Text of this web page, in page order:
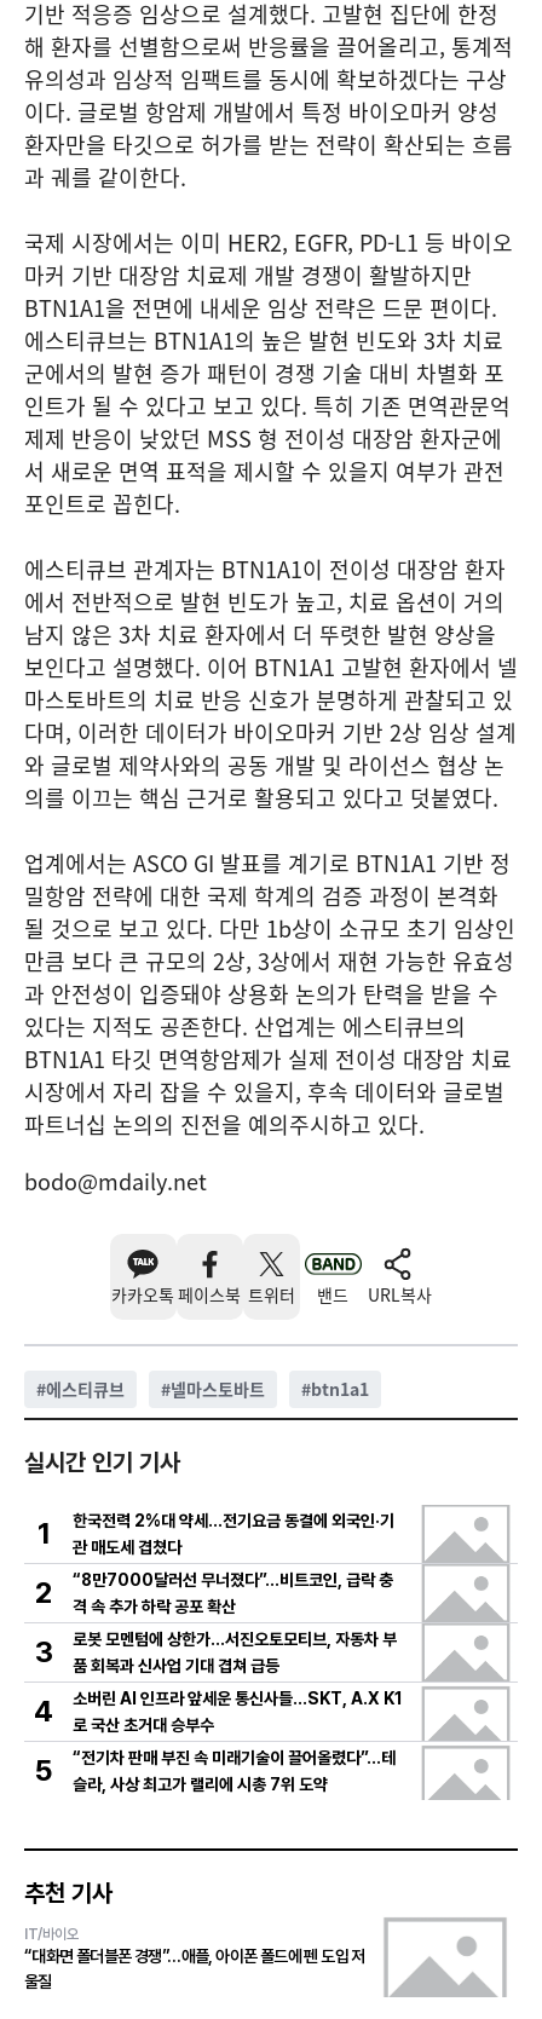
기반 적응증 임상으로 설계했다. 고발현 집단에 한정
해 환자를 선별함으로써 반응률을 끌어올리고, 통계적
유의성과 임상적 임팩트를 동시에 확보하겠다는 구상
이다. 글로벌 항암제 개발에서 특정 바이오마커 양성
환자만을 타깃으로 허가를 받는 전략이 확산되는 흐름
과 궤를 같이한다.
국제 시장에서는 이미 HER2, EGFR, PD-L1 등 바이오
마커 기반 대장암 치료제 개발 경쟁이 활발하지만
BTN1A1을 전면에 내세운 임상 전략은 드문 편이다.
에스티큐브는 BTN1A1의 높은 발현 빈도와 3차 치료
군에서의 발현 증가 패턴이 경쟁 기술 대비 차별화 포
인트가 될 수 있다고 보고 있다. 특히 기존 면역관문억
제제 반응이 낮았던 MSS 형 전이성 대장암 환자군에
서 새로운 면역 표적을 제시할 수 있을지 여부가 관전
포인트로 꼽힌다.
에스티큐브 관계자는 BTN1A1이 전이성 대장암 환자
에서 전반적으로 발현 빈도가 높고, 치료 옵션이 거의
남지 않은 3차 치료 환자에서 더 뚜렷한 발현 양상을
보인다고 설명했다. 이어 BTN1A1 고발현 환자에서 넬
마스토바트의 치료 반응 신호가 분명하게 관찰되고 있
다며, 이러한 데이터가 바이오마커 기반 2상 임상 설계
와 글로벌 제약사와의 공동 개발 및 라이선스 협상 논
의를 이끄는 핵심 근거로 활용되고 있다고 덧붙였다.
업계에서는 ASCO GI 발표를 계기로 BTN1A1 기반 정
밀항암 전략에 대한 국제 학계의 검증 과정이 본격화
될 것으로 보고 있다. 다만 1b상이 소규모 초기 임상인
만큼 보다 큰 규모의 2상, 3상에서 재현 가능한 유효성
과 안전성이 입증돼야 상용화 논의가 탄력을 받을 수
있다는 지적도 공존한다. 산업계는 에스티큐브의
BTN1A1 타깃 면역항암제가 실제 전이성 대장암 치료
시장에서 자리 잡을 수 있을지, 후속 데이터와 글로벌
파트너십 논의의 진전을 예의주시하고 있다.
bodo@mdaily.net
카카오톡 페이스북 트위터 밴드 URL복사
#에스티큐브 #넬마스토바트 #btn1a1
실시간 인기 기사
1
한국전력 2%대 약세…전기요금 동결에 외국인·기
관 매도세 겹쳤다
2
“8만7000달러선 무너졌다”…비트코인, 급락 충
격 속 추가 하락 공포 확산
3
로봇 모멘텀에 상한가…서진오토모티브, 자동차 부
품 회복과 신사업 기대 겹쳐 급등
4
소버린 AI 인프라 앞세운 통신사들…SKT, A.X K1
로 국산 초거대 승부수
5
“전기차 판매 부진 속 미래기술이 끌어올렸다”…테
슬라, 사상 최고가 랠리에 시총 7위 도약
추천 기사
IT/바이오
“대화면 폴더블폰 경쟁”…애플, 아이폰 폴드에 펜 도입 저
울질